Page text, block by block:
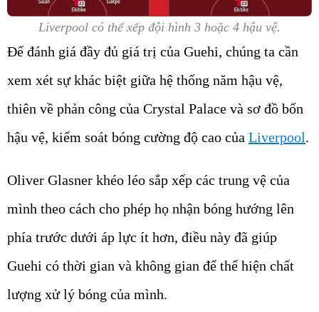
Liverpool có thể xếp đội hình 3 hoặc 4 hậu vệ.
Để đánh giá đầy đủ giá trị của Guehi, chúng ta cần
xem xét sự khác biệt giữa hệ thống năm hậu vệ,
thiên về phản công của Crystal Palace và sơ đồ bốn
hậu vệ, kiểm soát bóng cường độ cao của Liverpool.
Oliver Glasner khéo léo sắp xếp các trung vệ của
mình theo cách cho phép họ nhận bóng hướng lên
phía trước dưới áp lực ít hơn, điều này đã giúp
Guehi có thời gian và không gian để thể hiện chất
lượng xử lý bóng của mình.